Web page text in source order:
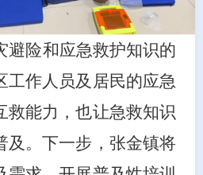
避险和应急救护知识的
工作人员及居民的应急
救能力，也让急救知识
。下一步， 张金镇将